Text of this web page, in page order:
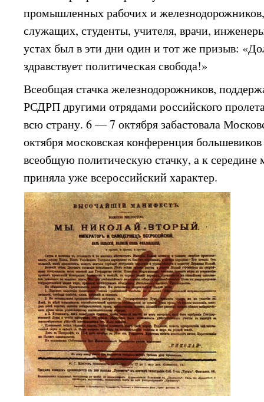
промышленных рабочих и
служащих, студенты, учителя, врачи,
устах был в эти дни один и тот же призыв:
здравствует политическая свобода!»
Всеобщая стачка железнодорожников,
РСДРП другими отрядами российского
всю страну. 6 — 7 октября забастовала
октября московская конференция
всеобщую политическую стачку, а к середине
приняла уже всероссийский характер.